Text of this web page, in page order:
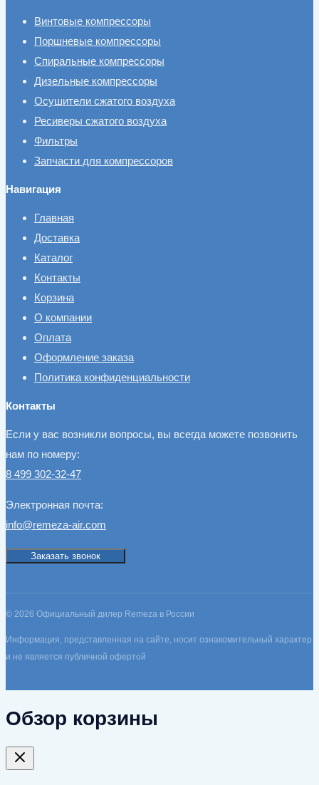
Винтовые компрессоры
Поршневые компрессоры
Спиральные компрессоры
Дизельные компрессоры
Осушители сжатого воздуха
Ресиверы сжатого воздуха
Фильтры
Запчасти для компрессоров
Навигация
Главная
Доставка
Каталог
Контакты
Корзина
О компании
Оплата
Оформление заказа
Политика конфиденциальности
Контакты
Если у вас возникли вопросы, вы всегда можете позвонить
нам по номеру:
8 499 302-32-47
Электронная почта:
info@remeza-air.com
Заказать звонок
© 2026 Официальный дилер Remeza в России
Информация, представленная на сайте, носит ознакомительный характер
и не является публичной офертой
Обзор корзины